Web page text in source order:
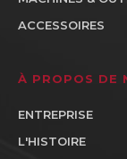
ACCESSOIRES
À PROPOS DE
ENTREPRISE
L'HISTOIRE